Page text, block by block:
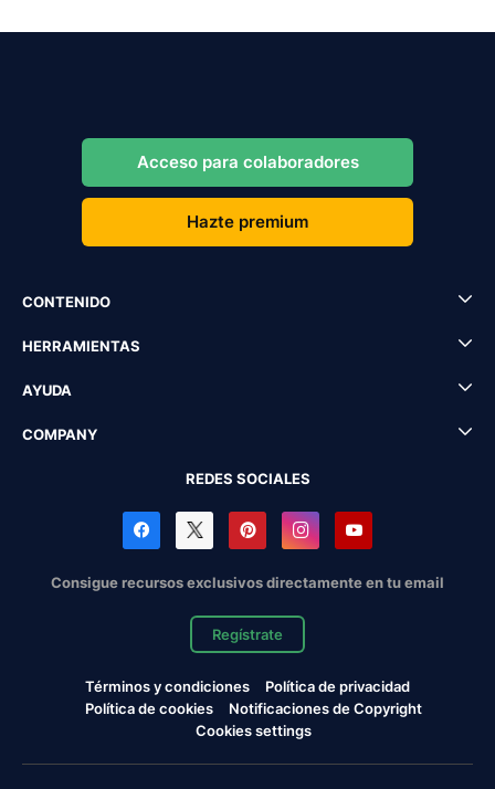
Acceso para colaboradores
Hazte premium
CONTENIDO
HERRAMIENTAS
AYUDA
COMPANY
REDES SOCIALES
Consigue recursos exclusivos directamente en tu email
Regístrate
Términos y condiciones
Política de privacidad
Política de cookies
Notificaciones de Copyright
Cookies settings